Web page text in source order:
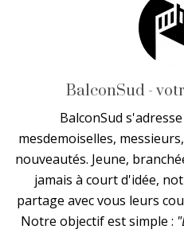
BalconSud -
BalconSud
mesdemoiselles,
nouveautés. Jeune,
jamais à court d'idée,
partage avec vous leurs
Notre objectif est simple :